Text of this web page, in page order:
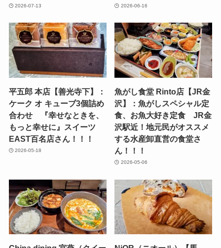
2026-07-13 2026-06-16
平五郎 本店【善光寺下】：
ケーク オ キューブ3個詰め
合わせ 『幸せなときを、
もっと幸せに』スイーツ
EAST百名店さん！！！
2026-05-18
魚がし食堂 Rinto店【JR金
沢】：魚がしスペシャル定
食、お魚大好き定食 JR金
沢駅近！地元民がオススメ
する水産卸直営の食堂さ
ん！！！
2026-05-06